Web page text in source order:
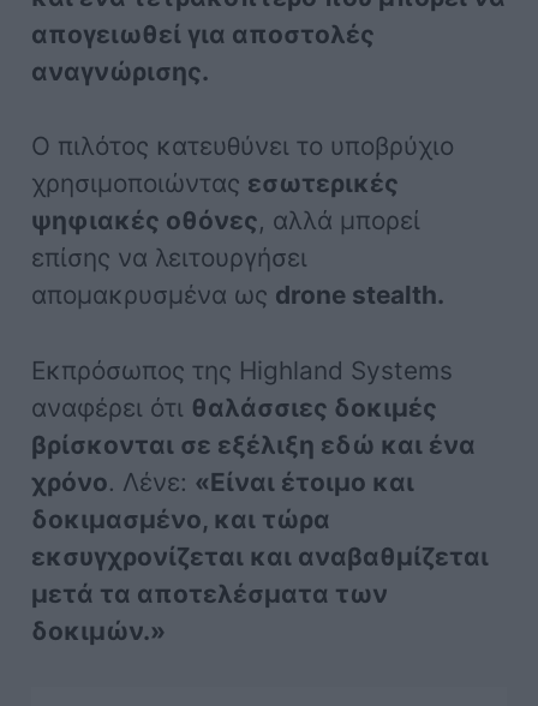
απογειωθεί για αποστολές
αναγνώρισης.
Ο πιλότος κατευθύνει το υποβρύχιο
χρησιμοποιώντας εσωτερικές
ψηφιακές οθόνες, αλλά μπορεί
επίσης να λειτουργήσει
απομακρυσμένα ως drone stealth.
Εκπρόσωπος της Highland Systems
αναφέρει ότι θαλάσσιες δοκιμές
βρίσκονται σε εξέλιξη εδώ και ένα
χρόνο. Λένε: «Είναι έτοιμο και
δοκιμασμένο, και τώρα
εκσυγχρονίζεται και αναβαθμίζεται
μετά τα αποτελέσματα των
δοκιμών.»